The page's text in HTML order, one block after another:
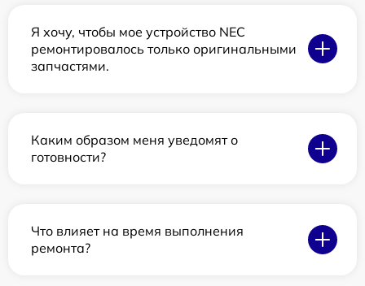
Я хочу, чтобы мое устройство NEC
ремонтировалось только оригинальными
запчастями.
Каким образом меня уведомят о
готовности?
Что влияет на время выполнения
ремонта?